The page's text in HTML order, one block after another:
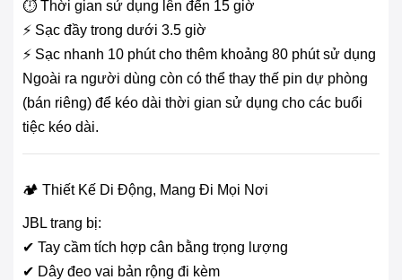
⏱️ Thời gian sử dụng lên đến 15 giờ
⚡ Sạc đầy trong dưới 3.5 giờ
⚡ Sạc nhanh 10 phút cho thêm khoảng 80 phút sử dụng
Ngoài ra người dùng còn có thể thay thế pin dự phòng
(bán riêng) để kéo dài thời gian sử dụng cho các buổi
tiệc kéo dài.
🏕️ Thiết Kế Di Động, Mang Đi Mọi Nơi
JBL trang bị:
✔ Tay cầm tích hợp cân bằng trọng lượng
✔ Dây đeo vai bản rộng đi kèm